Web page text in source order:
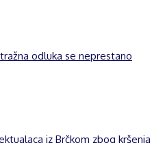
odluka se neprestano
iz Brčkom zbog kršenja